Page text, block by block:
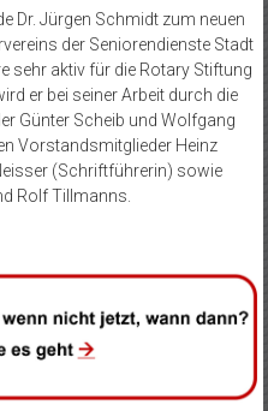
Dr. Jürgen Schmidt zum neuen
der Seniorendienste Stadt
sehr aktiv für die Rotary Stiftung
er bei seiner Arbeit durch die
Günter Scheib und Wolfgang
Vorstandsmitglieder Heinz
(Schriftführerin) sowie
Rolf Tillmanns.